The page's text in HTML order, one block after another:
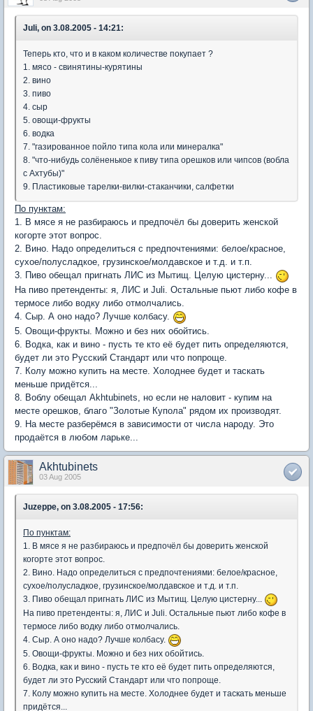
Juli, on 3.08.2005 - 14:21:
Теперь кто, что и в каком количестве покупает ?
1. мясо - свинятины-курятины
2. вино
3. пиво
4. сыр
5. овощи-фрукты
6. водка
7. "газированное пойло типа кола или минералка"
8. "что-нибудь солёненькое к пиву типа орешков или чипсов (вобла
с Ахтубы)"
9. Пластиковые тарелки-вилки-стаканчики, салфетки
По пунктам:
1. В мясе я не разбираюсь и предпочёл бы доверить женской
когорте этот вопрос.
2. Вино. Надо определиться с предпочтениями: белое/красное,
сухое/полусладкое, грузинское/молдавское и т.д. и т.п.
3. Пиво обещал пригнать ЛИС из Мытищ. Целую цистерну...
На пиво претенденты: я, ЛИС и Juli. Остальные пьют либо кофе в
термосе либо водку либо отмолчались.
4. Сыр. А оно надо? Лучше колбасу.
5. Овощи-фрукты. Можно и без них обойтись.
6. Водка, как и вино - пусть те кто её будет пить определяются,
будет ли это Русский Стандарт или что попроще.
7. Колу можно купить на месте. Холоднее будет и таскать
меньше придётся...
8. Воблу обещал Akhtubinets, но если не наловит - купим на
месте орешков, благо "Золотые Купола" рядом их производят.
9. На месте разберёмся в зависимости от числа народу. Это
продаётся в любом ларьке...
Akhtubinets
03 Aug 2005
Juzeppe, on 3.08.2005 - 17:56:
По пунктам:
1. В мясе я не разбираюсь и предпочёл бы доверить женской
когорте этот вопрос.
2. Вино. Надо определиться с предпочтениями: белое/красное,
сухое/полусладкое, грузинское/молдавское и т.д. и т.п.
3. Пиво обещал пригнать ЛИС из Мытищ. Целую цистерну...
На пиво претенденты: я, ЛИС и Juli. Остальные пьют либо кофе в
термосе либо водку либо отмолчались.
4. Сыр. А оно надо? Лучше колбасу.
5. Овощи-фрукты. Можно и без них обойтись.
6. Водка, как и вино - пусть те кто её будет пить определяются,
будет ли это Русский Стандарт или что попроще.
7. Колу можно купить на месте. Холоднее будет и таскать меньше
придётся...